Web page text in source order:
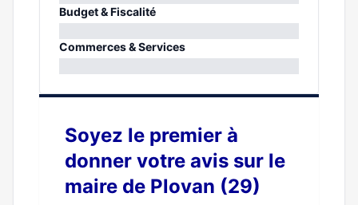
0%
Budget & Fiscalité
0%
Commerces & Services
Soyez le premier à
donner votre avis sur le
maire de Plovan (29)